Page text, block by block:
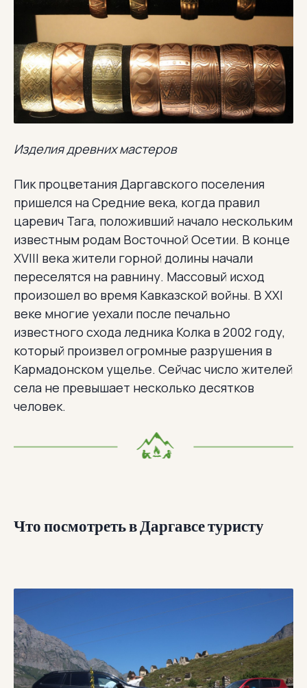
Изделия древних мастеров
Пик процветания Даргавского поселения
пришелся на Средние века, когда правил
царевич Тага, положивший начало нескольким
известным родам Восточной Осетии. В конце
XVIII века жители горной долины начали
переселятся на равнину. Массовый исход
произошел во время Кавказской войны. В XXI
веке многие уехали после печально
известного схода ледника Колка в 2002 году,
который произвел огромные разрушения в
Кармадонском ущелье. Сейчас число жителей
села не превышает несколько десятков
человек.
Что посмотреть в Даргавсе туристу